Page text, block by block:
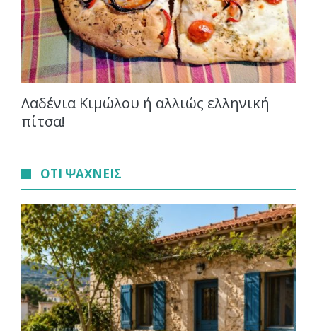
Λαδένια Κιμώλου ή αλλιώς ελληνική
πίτσα!
ΟΤΙ ΨΑΧΝΕΙΣ